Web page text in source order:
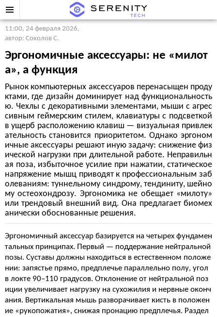
11:00, 24 февраля 2026,
автор: Соколов С.
Эргономичные аксессуары: не «милот
а», а функция
Рынок компьютерных аксессуаров перенасыщен проду
ктами, где дизайн доминирует над функциональность
ю. Чехлы с декоративными элементами, мыши с агрес
сивным геймерским стилем, клавиатуры с подсветкой
в ущерб расположению клавиш — визуальная привлек
ательность становится приоритетом. Однако эргоном
ичные аксессуары решают иную задачу: снижение физ
ической нагрузки при длительной работе. Неправильн
ая поза, избыточное усилие при нажатии, статическое
напряжение мышц приводят к профессиональным заб
олеваниям: туннельному синдрому, тендиниту, шейно
му остеохондрозу. Эргономика не обещает «милоту»
или трендовый внешний вид. Она предлагает биомех
анически обоснованные решения.
Эргономичный аксессуар базируется на четырех фундамен
тальных принципах. Первый — поддержание нейтральной
позы. Суставы должны находиться в естественном положе
нии: запястье прямо, предплечье параллельно полу, угол
в локте 90–110 градусов. Отклонение от нейтральной поз
иции увеличивает нагрузку на сухожилия и нервные оконч
ания. Вертикальная мышь разворачивает кисть в положен
ие «рукопожатия», снижая пронацию предплечья. Раздел